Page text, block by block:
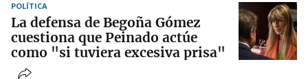
POLÍTICA
La defensa de Begoña Gómez
cuestiona que Peinado actúe
como "si tuviera excesiva prisa"